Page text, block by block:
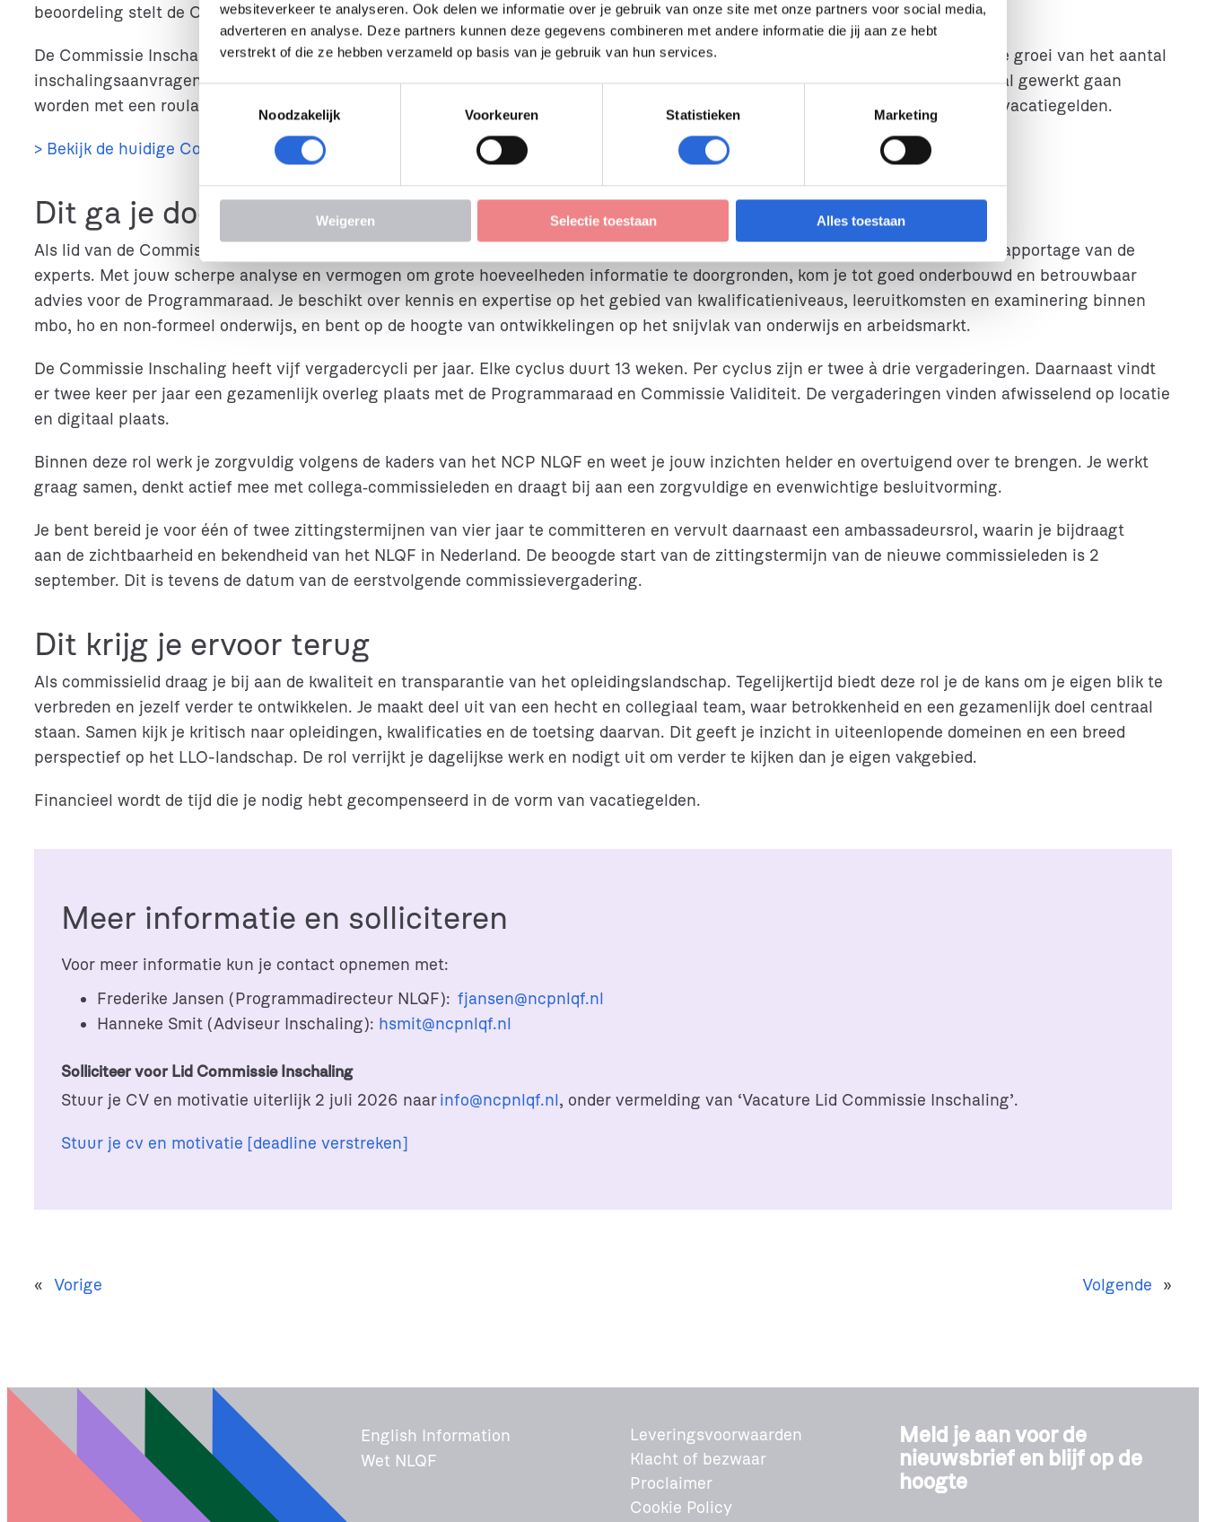
websiteverkeer te analyseren. Ook delen we informatie over je gebruik van onze site met onze partners voor social media,
adverteren en analyse. Deze partners kunnen deze gegevens combineren met andere informatie die jij aan ze hebt
verstrekt of die ze hebben verzameld op basis van je gebruik van hun services.
o
s
m
g
s
e
l
t
i
Noodzakelijk Voorkeuren Statistieken Marketing
Weigeren Selectie toestaan Alles toestaan
beoordeling stelt de Commissie Inschaling een advies op als basis voor besluitvorming door de Programmaraad.
De Commissie Inschaling bestaat nu nog uit vier onafhankelijke leden, waarvan één lid de rol van voorzitter vervult. Vanwege de groei van het aantal
inschalingsaanvragen wordt de Commissie uitgebreid en zijn we op zoek naar drie extra leden. Om het werk goed te verdelen, zal gewerkt gaan
worden met een roulatiesysteem waarbij de leden afwisselend deelnemen aan de vergaderingen. De leden werken op basis van vacatiegelden.
> Bekijk de huidige Commissie Inschaling
Dit ga je doen
Als lid van de Commissie Inschaling heb jij een sleutelrol in het objectief beoordelen van complexe aanvragen op basis van de rapportage van de
experts. Met jouw scherpe analyse en vermogen om grote hoeveelheden informatie te doorgronden, kom je tot goed onderbouwd en betrouwbaar
advies voor de Programmaraad. Je beschikt over kennis en expertise op het gebied van kwalificatieniveaus, leeruitkomsten en examinering binnen
mbo, ho en non‑formeel onderwijs, en bent op de hoogte van ontwikkelingen op het snijvlak van onderwijs en arbeidsmarkt.
De Commissie Inschaling heeft vijf vergadercycli per jaar. Elke cyclus duurt 13 weken. Per cyclus zijn er twee à drie vergaderingen. Daarnaast vindt
er twee keer per jaar een gezamenlijk overleg plaats met de Programmaraad en Commissie Validiteit. De vergaderingen vinden afwisselend op locatie
en digitaal plaats.
Binnen deze rol werk je zorgvuldig volgens de kaders van het NCP NLQF en weet je jouw inzichten helder en overtuigend over te brengen. Je werkt
graag samen, denkt actief mee met collega‑commissieleden en draagt bij aan een zorgvuldige en evenwichtige besluitvorming.
Je bent bereid je voor één of twee zittingstermijnen van vier jaar te committeren en vervult daarnaast een ambassadeursrol, waarin je bijdraagt
aan de zichtbaarheid en bekendheid van het NLQF in Nederland. De beoogde start van de zittingstermijn van de nieuwe commissieleden is 2
september. Dit is tevens de datum van de eerstvolgende commissievergadering.
Dit krijg je ervoor terug
Als commissielid draag je bij aan de kwaliteit en transparantie van het opleidingslandschap. Tegelijkertijd biedt deze rol je de kans om je eigen blik te
verbreden en jezelf verder te ontwikkelen. Je maakt deel uit van een hecht en collegiaal team, waar betrokkenheid en een gezamenlijk doel centraal
staan. Samen kijk je kritisch naar opleidingen, kwalificaties en de toetsing daarvan. Dit geeft je inzicht in uiteenlopende domeinen en een breed
perspectief op het LLO-landschap. De rol verrijkt je dagelijkse werk en nodigt uit om verder te kijken dan je eigen vakgebied.
Financieel wordt de tijd die je nodig hebt gecompenseerd in de vorm van vacatiegelden.
Meer informatie en solliciteren
Voor meer informatie kun je contact opnemen met:
Frederike Jansen (Programmadirecteur NLQF): fjansen@ncpnlqf.nl
Hanneke Smit (Adviseur Inschaling): hsmit@ncpnlqf.nl
Solliciteer voor Lid Commissie Inschaling
Stuur je CV en motivatie uiterlijk 2 juli 2026 naarinfo@ncpnlqf.nl, onder vermelding van ‘Vacature Lid Commissie Inschaling’.
Stuur je cv en motivatie [deadline verstreken]
« Vorige Volgende »
English Information
Wet NLQF
Leveringsvoorwaarden
Klacht of bezwaar
Proclaimer
Cookie Policy
Meld je aan voor de
nieuwsbrief en blijf op de
hoogte